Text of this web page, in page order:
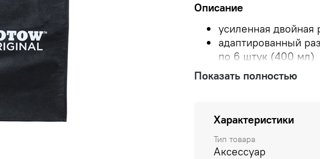
Описание
усиленная двойная
адаптированный
по 6 штук (400 мл)
Юбилейный
Показать полностью
Характеристики
Тип товара
Аксессуар